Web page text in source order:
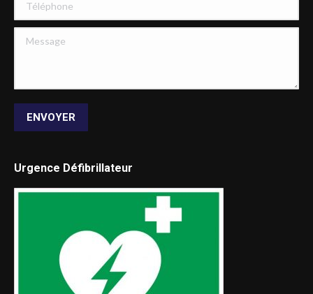
Message
ENVOYER
Urgence Défibrillateur